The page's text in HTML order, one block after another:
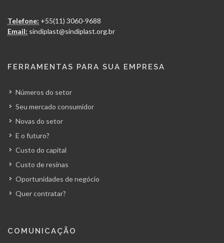
Telefone: +55(11) 3060-9688
Email: sindiplast@sindiplast.org.br
FERRAMENTAS PARA SUA EMPRESA
Números do setor
Seu mercado consumidor
Novas do setor
E o futuro?
Custo do capital
Custo de resinas
Oportunidades de negócio
Quer contratar?
COMUNICAÇÃO